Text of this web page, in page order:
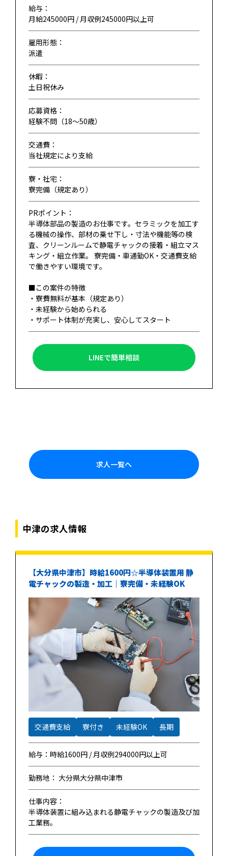
給与：
月給245000円 / 月収例245000円以上可
雇用形態：
派遣
休暇：
土日祝休み
応募資格：
経験不問（18〜50歳）
交通費：
当社規定により支給
寮・社宅：
寮完備（規定あり）
PRポイント：
半導体部品の製造のお仕事です。セラミックを加工す
る機械の操作、部材の乗せ下し・寸法や機能等の検
査、クリーンルームで静電チャックの接着・組立マス
キング・組立作業。 寮完備・車通勤OK・交通費支給
で働きやすい環境です。
■この案件の特徴
・寮費無料が基本（規定あり）
・未経験から始められる
・サポート体制が充実し、安心してスタート
LINEで簡単相談
求人一覧へ
中津の求人情報
【大分県中津市】時給1600円☆半導体装置用 静
電チャックの製造・加工｜寮完備・未経験OK
交通費支給 寮付き 未経験OK 長期
給与：時給1600円 / 月収例294000円以上可
勤務地： 大分県大分県中津市
仕事内容：
半導体装置に組み込まれる静電チャックの製造及び加
工業務。